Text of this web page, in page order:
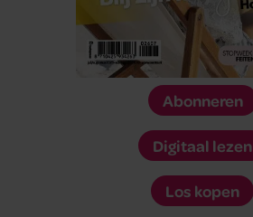
Abonneren
Digitaal lezen
Los kopen